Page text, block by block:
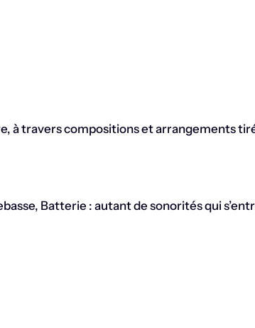
à travers compositions et arrangements
Batterie : autant de sonorités qui